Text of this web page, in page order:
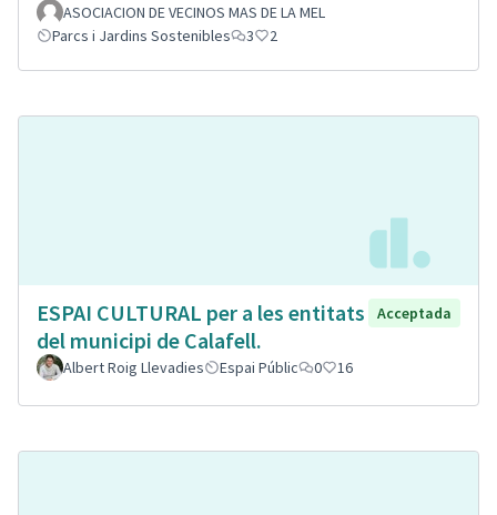
ASOCIACION DE VECINOS MAS DE LA MEL
Parcs i Jardins Sostenibles
3 2
ESPAI CULTURAL per a les entitats
del municipi de Calafell.
Acceptada
Albert Roig Llevadies Espai Públic 0 16